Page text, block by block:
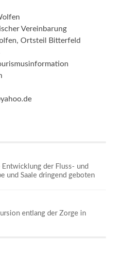
Vereinbarung
Ortsteil Bitterfeld
der Fluss- und
und Saale dringend geboten
entlang der Zorge in